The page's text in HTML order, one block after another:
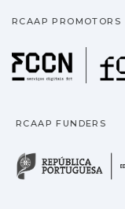
RCAAP PROMOTORS
RCAAP FUNDERS